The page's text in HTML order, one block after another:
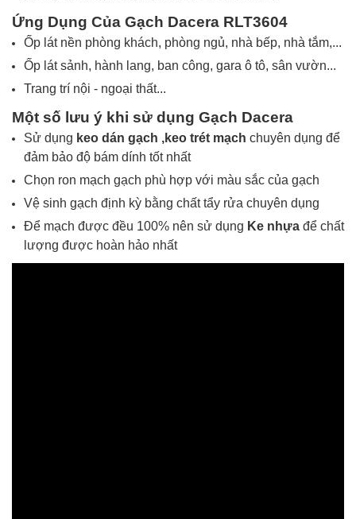
Ứng Dụng Của Gạch Dacera RLT3604
Ốp lát nền phòng khách, phòng ngủ, nhà bếp, nhà tắm,...
Ốp lát sảnh, hành lang, ban công, gara ô tô, sân vườn...
Trang trí nội - ngoại thất...
Một số lưu ý khi sử dụng Gạch Dacera
Sử dụng keo dán gạch ,keo trét mạch chuyên dụng để
đảm bảo độ bám dính tốt nhất
Chọn ron mạch gạch phù hợp với màu sắc của gạch
Vệ sinh gạch định kỳ bằng chất tẩy rửa chuyên dụng
Để mạch được đều 100% nên sử dụng Ke nhựa để chất
lượng được hoàn hảo nhất